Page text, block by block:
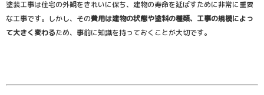
塗装工事は住宅の外観をきれいに保ち、建物の寿命を延ばすために非常に重要
な工事です。しかし、その費用は建物の状態や塗料の種類、工事の規模によっ
て大きく変わるため、事前に知識を持っておくことが大切です。